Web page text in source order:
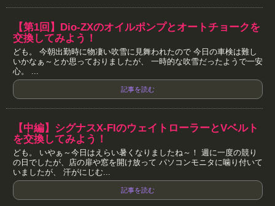
【第1回】Dio-ZXのオイルポンプとオートチョークを
交換してみよう！
ども。 今朝出勤時に物凄い吹雪に見舞われたので 今日の車検は難し
いかなぁ～とか思っておりましたが、 一時的な吹雪だったようで一安
心。 ...
記事を読む
【中編】シグナスX-FIのウェイトローラーとVベルト
を交換してみよう！
ども。 いやぁ～今日はえらい暑くなりましたね～！ 週に一度の競り
の日でしたが、店の扉や窓を開け放って パソコンモニタに噛り付いて
いましたが、 汗がにじむ...
記事を読む